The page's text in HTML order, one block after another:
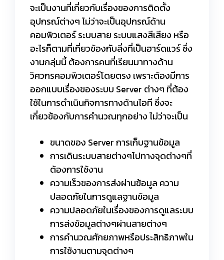
จะเป็นงานที่เกี่ยวกับเรื่องของการติดตั้ง
อุปกรณ์ต่างๆ ไม่ว่าจะเป็นอุปกรณ์ด้าน
คอมพิวเตอร์ ระบบสาย ระบบแสงสีเสียง หรือ
อะไรก็ตามที่เกี่ยวข้องกับสิ่งที่เป็นฮาร์ดแวร์ ซึ่ง
งานกลุ่มนี้ ต้องการคนที่เรียนมาทางด้าน
วิศวกรคอมพิวเตอร์โดยตรง เพราะต้องมีการ
ออกแบบเรื่องของระบบ Server ต่างๆ ที่ต้อง
ใช้ในการดำเนินกิจการทางด้านไอที ซึ่งจะ
เกี่ยวข้องกับการคำนวณทุกอย่าง ไม่ว่าจะเป็น
ขนาดของ Server การเก็บฐานข้อมูล
การเดินระบบสายต่างๆไปทางจุดต่างๆที่
ต้องการใช้งาน
ความเร็วของการส่งผ่านข้อมูล ความ
ปลอดภัยในการดูแลฐานข้อมูล
ความปลอดภัยในเรื่องของการดูแลระบบ
การส่งข้อมูลต่างๆผ่านสายต่างๆ
การคำนวณศักยภาพหรือประสิทธิภาพใน
การใช้งานตามจุดต่างๆ